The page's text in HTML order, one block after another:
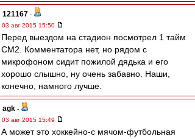
121167 -
03 авг 2015 15:50
Перед выездом на стадион посмотрел 1 тайм
СМ2. Комментатора нет, но рядом с
микрофоном сидит пожилой дядька и его
хорошо слышно, ну очень забавно. Наши,
конечно, намного лучше.
agk -
03 авг 2015 15:49
А может это хоккейно-с мячом-футбольная